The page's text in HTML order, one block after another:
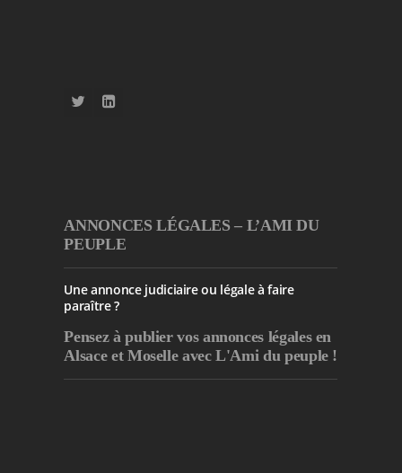
ANNONCES LÉGALES – L’AMI DU
PEUPLE
Une annonce judiciaire ou légale à faire
paraître ?
Pensez à publiervos annonces légales en
Alsace et Moselle avec L'Ami du peuple !